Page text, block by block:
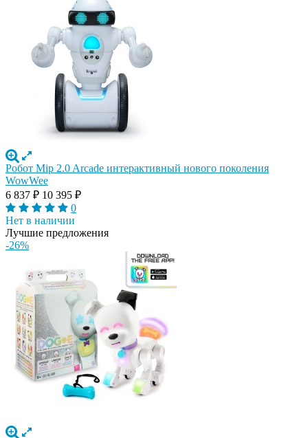
Робот Mip 2.0 Arcade интерактивный нового поколения
WowWee
6 837 ₽ 10 395 ₽
0
Нет в наличии
Лучшие предложения
-26%